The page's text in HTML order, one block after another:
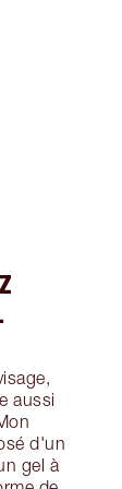
aussi
d'un
gel à